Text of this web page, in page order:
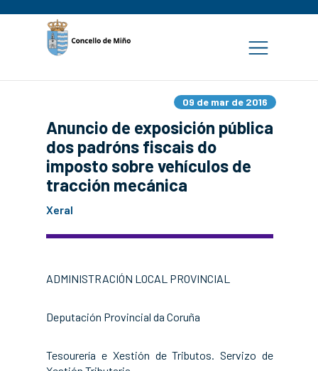
09 de mar de 2016
Anuncio de exposición pública
dos padróns fiscais do
imposto sobre vehículos de
tracción mecánica
Xeral
ADMINISTRACIÓN LOCAL PROVINCIAL
Deputación Provincial da Coruña
Tesourería e Xestión de Tributos. Servizo de